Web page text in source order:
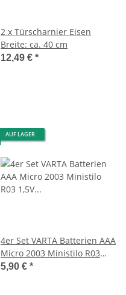
2 x Türscharnier Eisen
Breite: ca. 40 cm
12,49 € *
AUF LAGER
4er Set VARTA Batterien AAA
Micro 2003 Ministilo R03
1,5V NEU
5,90 € *